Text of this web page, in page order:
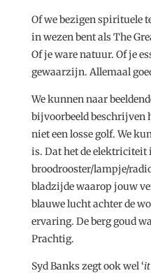
Of we bezigen spirituele
in wezen bent als The
Of je ware natuur. Of je
gewaarzijn. Allemaal
We kunnen naar
bijvoorbeeld beschrijven
niet een losse golf. We
is. Dat het de elektriciteit
broodrooster/lampje/
bladzijde waarop jouw
blauwe lucht achter de
ervaring. De berg goud
Prachtig.
Syd Banks zegt ook wel ‘